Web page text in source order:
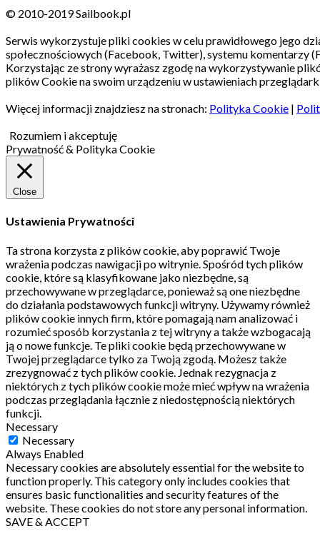
© 2010-2019 Sailbook.pl
Serwis wykorzystuje pliki cookies w celu prawidłowego jego
społecznościowych (Facebook, Twitter), systemu komentarzy
Korzystając ze strony wyrażasz zgodę na wykorzystywanie
plików Cookie na swoim urządzeniu w ustawieniach
Więcej informacji znajdziesz na stronach: Polityka Cookie |
Rozumiem i akceptuję
Prywatność & Polityka Cookie
Close
Ustawienia Prywatności
Ta strona korzysta z plików cookie, aby poprawić Twoje
wrażenia podczas nawigacji po witrynie. Spośród tych plików
cookie, które są klasyfikowane jako niezbędne, są
przechowywane w przeglądarce, ponieważ są one niezbędne
do działania podstawowych funkcji witryny. Używamy również
plików cookie innych firm, które pomagają nam analizować i
rozumieć sposób korzystania z tej witryny a także wzbogacają
ją o nowe funkcje. Te pliki cookie będą przechowywane w
Twojej przeglądarce tylko za Twoją zgodą. Możesz także
zrezygnować z tych plików cookie. Jednak rezygnacja z
niektórych z tych plików cookie może mieć wpływ na wrażenia
podczas przeglądania łącznie z niedostępnością niektórych
funkcji.
Necessary
Necessary
Always Enabled
Necessary cookies are absolutely essential for the website to
function properly. This category only includes cookies that
ensures basic functionalities and security features of the
website. These cookies do not store any personal information.
SAVE & ACCEPT